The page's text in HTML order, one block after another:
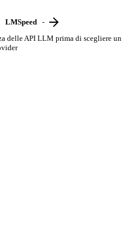
LMSpeed
-
delle API LLM prima di scegliere un